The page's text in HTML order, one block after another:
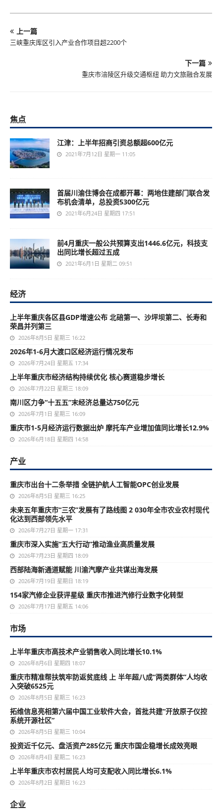
上一篇
三峡重庆库区引入产业合作项目超2200个
下一篇
重庆市涪陵区升级交通枢纽 助力文旅融合发展
焦点
江津：上半年招商引资总额超600亿元
2021年7月12日 星期一 11:05
首届川渝住博会在成都开幕：两地住建部门联合发
布机会清单，总投资5300亿元
2021年6月24日 星期四 17:51
前4月重庆一般公共预算支出1446.6亿元，科技支
出同比增长超过五成
2021年6月1日 星期二 09:51
经济
上半年重庆各区县GDP增速公布 北碚第一、沙坪坝第二、长寿和
荣昌并列第三
2026年8月5日 星期三 16:22
2026年1-6月大渡口区经济运行情况发布
2026年7月24日 星期五 17:34
上半年重庆市经济结构持续优化 核心赛道稳步增长
2026年7月22日 星期三 18:09
南川区力争“十五五”末经济总量达750亿元
2026年7月1日 星期三 16:09
重庆市1-5月经济运行数据出炉 摩托车产业增加值同比增长12.9%
2026年6月18日 星期四 14:58
产业
重庆市出台十二条举措 全链护航人工智能OPC创业发展
2026年8月5日 星期三 16:25
未来五年重庆市“三农”发展有了路线图 2 030年全市农业农村现代
化达到西部领先水平
2026年7月27日 星期一 17:31
重庆市深入实施“五大行动”推动渔业高质量发展
2026年7月23日 星期四 18:09
西部陆海新通道赋能 川渝汽摩产业共谋出海发展
2026年7月19日 星期日 18:19
154家汽修企业获评星级 重庆市推进汽修行业数字化转型
2026年7月17日 星期五 14:06
市场
上半年重庆市高技术产业销售收入同比增长10.1%
2026年8月6日 星期四 18:07
重庆市精准帮扶筑牢防返贫底线 上 半年超八成“两类群体”人均收
入突破6525元
2026年8月5日 星期三 16:23
拓维信息亮相第六届中国工业软件大会，首批共建“开放原子仪控
系统开源社区”
2026年8月5日 星期三 10:04
投资近千亿元、盘活资产285亿元 重庆市国企稳增长成效亮眼
2026年8月4日 星期二 16:23
上半年重庆市农村居民人均可支配收入同比增长6.1%
2026年8月2日 星期日 16:23
企业